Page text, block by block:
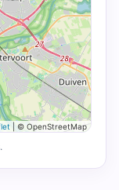
© OpenStreetMap